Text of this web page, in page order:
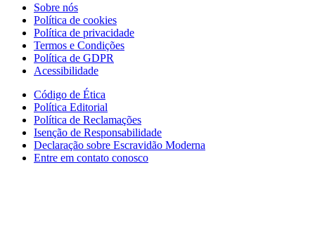
Sobre nós
Política de cookies
Política de privacidade
Termos e Condições
Política de GDPR
Acessibilidade
Código de Ética
Política Editorial
Política de Reclamações
Isenção de Responsabilidade
Declaração sobre Escravidão Moderna
Entre em contato conosco